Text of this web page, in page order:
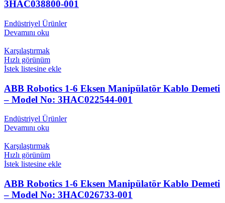
3HAC038800-001
Endüstriyel Ürünler
Devamını oku
Karşılaştırmak
Hızlı görünüm
İstek listesine ekle
ABB Robotics 1-6 Eksen Manipülatör Kablo Demeti
– Model No: 3HAC022544-001
Endüstriyel Ürünler
Devamını oku
Karşılaştırmak
Hızlı görünüm
İstek listesine ekle
ABB Robotics 1-6 Eksen Manipülatör Kablo Demeti
– Model No: 3HAC026733-001